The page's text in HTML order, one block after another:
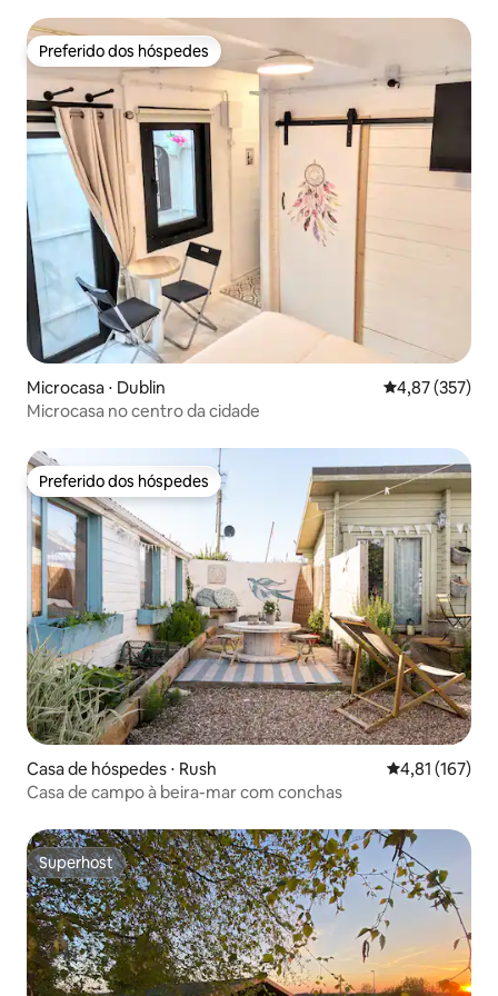
Preferido dos hóspedes
Preferido dos hóspedes
Microcasa ⋅ Dublin 4,87 de uma
4,87 (357)
Microcasa no centro da cidade
Preferido dos hóspedes
Preferido dos hóspedes
Casa de hóspedes ⋅ Rush 4,81 de uma
4,81 (167)
Casa de campo à beira-mar com conchas
Superhost
Superhost